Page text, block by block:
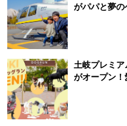
がパパと夢の
土岐プレミ
がオープン！